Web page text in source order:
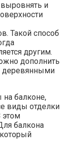
выровнять и
Такой способ
другим.
дополнить
деревянными
на балконе,
виды отделки
этом
балкона